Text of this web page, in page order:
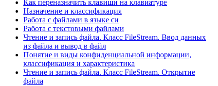
Как переназначить клавиши на клавиатуре
Назначение и классификация
Работа с файлами в языке си
Работа с текстовыми файлами
Чтение и запись файла. Класс FileStream. Ввод данных
из файла и вывод в файл
Понятие и виды конфиденциальной информации,
классификация и характеристика
Чтение и запись файла. Класс FileStream. Открытие
файла